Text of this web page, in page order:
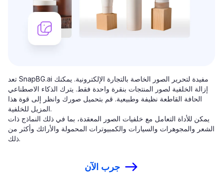
تعد SnapBG.ai مفيدة لتحرير الصور الخاصة بالتجارة الإلكترونية. يمكنك
إزالة الخلفية لصور المنتجات بنقرة واحدة فقط. يترك الذكاء الاصطناعي
الحافة القاطعة نظيفة وطبيعية. قم بتحميل صورك وانظر إلى قوة هذا
المزيل للخلفية.
يمكن للأداة التعامل مع خلفيات الصور المعقدة، بما في ذلك النماذج ذات
الشعر والمجوهرات والسيارات والكمبيوترات المحمولة والأرائك وأكثر من
ذلك.
جرب الآن